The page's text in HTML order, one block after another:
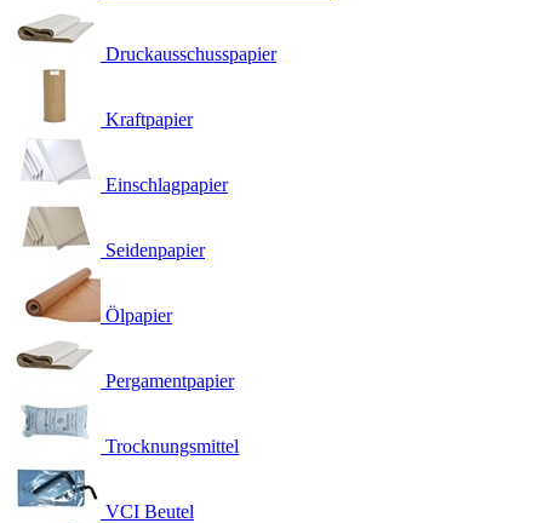
Druckausschusspapier
Kraftpapier
Einschlagpapier
Seidenpapier
Ölpapier
Pergamentpapier
Trocknungsmittel
VCI Beutel